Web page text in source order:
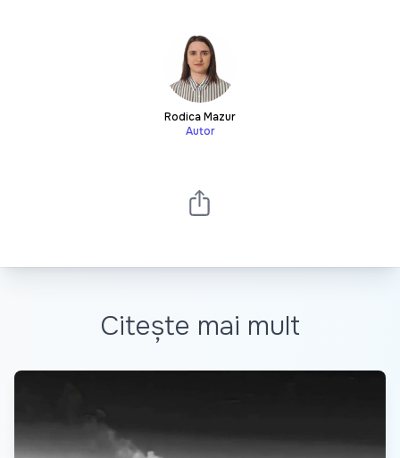
Rodica Mazur
Autor
Citește mai mult